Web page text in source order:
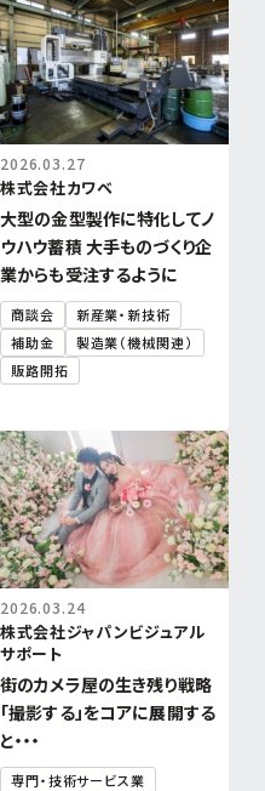
たい
たい
わせ
2026.03.27
株式会社カワベ
大型の金型製作に特化してノ
ウハウ蓄積 大手ものづくり企
業からも受注するように
商談会
新産業・新技術
補助金
製造業（機械関連）
販路開拓
2026.03.24
株式会社ジャパンビジュアル
サポート
街のカメラ屋の生き残り戦略
「撮影する」をコアに展開する
と・・・
専門・技術サービス業